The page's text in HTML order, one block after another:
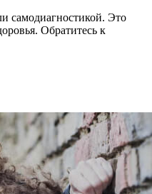
самодиагностикой. Это
Обратитесь к